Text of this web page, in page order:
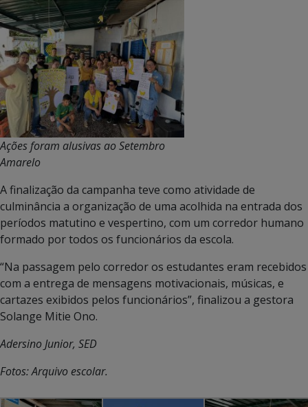
Ações foram alusivas ao Setembro
Amarelo
A finalização da campanha teve como atividade de
culminância a organização de uma acolhida na entrada dos
períodos matutino e vespertino, com um corredor humano
formado por todos os funcionários da escola.
“Na passagem pelo corredor os estudantes eram recebidos
com a entrega de mensagens motivacionais, músicas, e
cartazes exibidos pelos funcionários”, finalizou a gestora
Solange Mitie Ono.
Adersino Junior, SED
Fotos: Arquivo escolar.